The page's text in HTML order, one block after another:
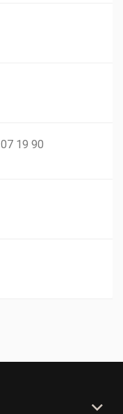
19 90